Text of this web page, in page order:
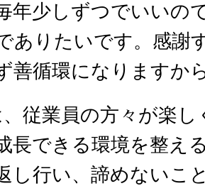
年少しずつでいいの
ありたいです。感謝
善循環になりますか
従業員の方々が楽
長できる環境を整え
し行い、諦めないこ